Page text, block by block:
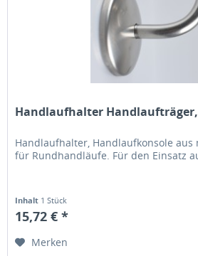
Handlaufhalter
Handlaufhalter, Handlaufkonsole aus
für Rundhandläufe. Für den Einsatz
Inhalt 1 Stück
15,72 € *
Merken